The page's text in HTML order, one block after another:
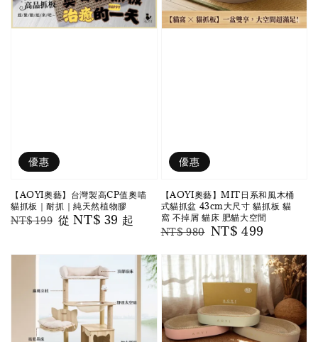
優惠
【AOYI奧藝】台灣製高CP值奧喵
貓抓板｜耐抓｜純天然植物膠
Regular
NT$ 199 Sale
從NT$ 39 起
優惠
【AOYI奧藝】MIT日系和風木桶
式貓抓盆 43cm大尺寸 貓抓板 貓
窩 不掉屑 貓床 肥貓大空間
Regular
NT$ 980 Sale
NT$ 499